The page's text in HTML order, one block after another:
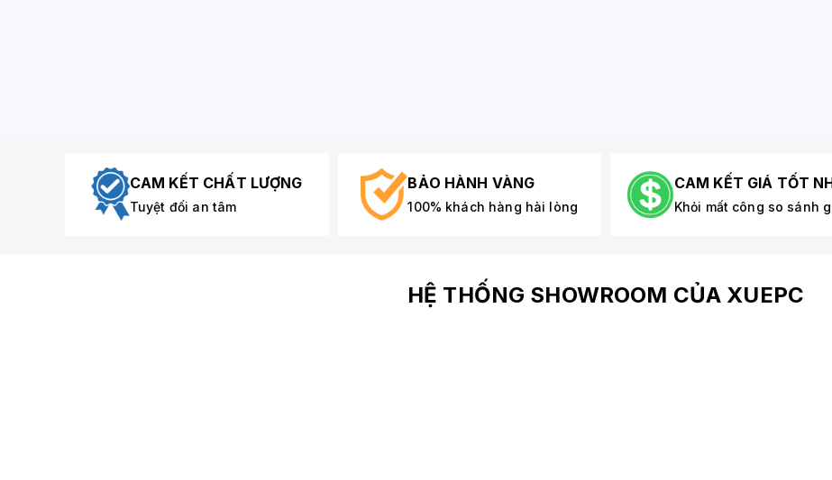
CAM KẾT CHẤT LƯỢNG
Tuyệt đối an tâm
BẢO HÀNH VÀNG
100% khách hàng hài lòng
CAM KẾT GIÁ TỐT
Khỏi mất công so sánh
HỆ THỐNG SHOWROOM CỦA XUEPC